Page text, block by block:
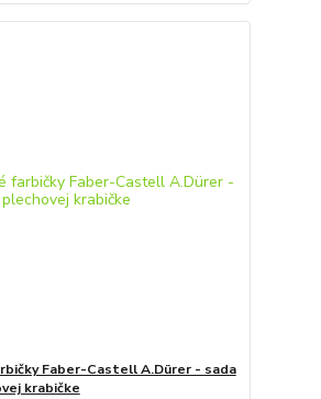
Faber-Castell A.Dürer - sada
krabičke